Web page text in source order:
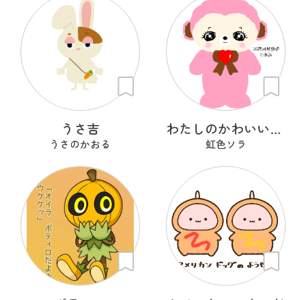
うさ吉
うさのかおる
わたしのかわいいせかい
虹色ソラ